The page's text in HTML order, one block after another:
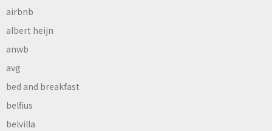
airbnb
albert heijn
anwb
avg
bed and breakfast
belfius
belvilla